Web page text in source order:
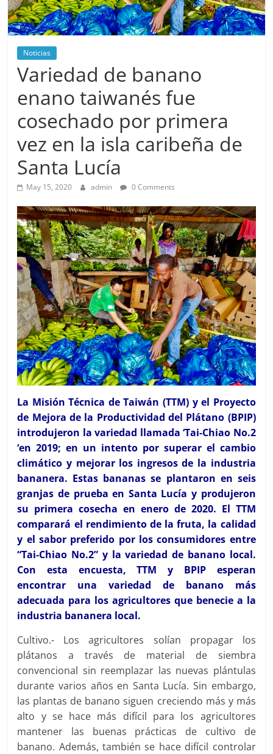
Noticias
Variedad de banano
enano taiwanés fue
cosechado por primera
vez en la isla caribeña de
Santa Lucía
May 15, 2020 admin 0 Comments
La Misión Técnica de Taiwán (TTM) y el Proyecto
de Mejora de la Productividad del Plátano (BPIP)
introdujeron la variedad llamada ‘Tai-Chiao No.2
‘en 2019; en un intento por superar el cambio
climático y mejorar los ingresos de la industria
bananera. Estas bananas se plantaron en seis
granjas de prueba en Santa Lucía y produjeron
su primera cosecha en enero de 2020. El TTM
comparará el rendimiento de la fruta, la calidad
y el sabor preferido por los consumidores entre
“Tai-Chiao No.2” y la variedad de banano local.
Con esta encuesta, TTM y BPIP esperan
encontrar una variedad de banano más
adecuada para los agricultores que benecie a la
industria bananera local.
Cultivo.- Los agricultores solían propagar los
plátanos a través de material de siembra
convencional sin reemplazar las nuevas plántulas
durante varios años en Santa Lucía. Sin embargo,
las plantas de banano siguen creciendo más y más
alto y se hace más difícil para los agricultores
mantener las buenas prácticas de cultivo de
banano. Además, también se hace difícil controlar